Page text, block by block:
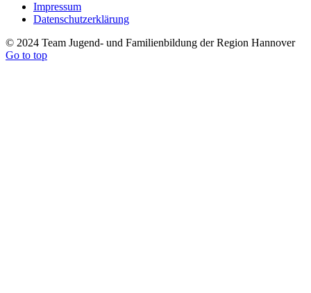
Impressum
Datenschutzerklärung
© 2024 Team Jugend- und Familienbildung der Region Hannover
Go to top